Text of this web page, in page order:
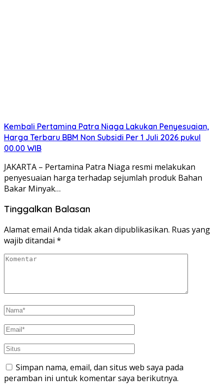
Kembali Pertamina Patra Niaga Lakukan Penyesuaian,
Harga Terbaru BBM Non Subsidi Per 1 Juli 2026 pukul
00.00 WIB
JAKARTA – Pertamina Patra Niaga resmi melakukan
penyesuaian harga terhadap sejumlah produk Bahan
Bakar Minyak…
Tinggalkan Balasan
Alamat email Anda tidak akan dipublikasikan. Ruas yang
wajib ditandai *
Simpan nama, email, dan situs web saya pada
peramban ini untuk komentar saya berikutnya.